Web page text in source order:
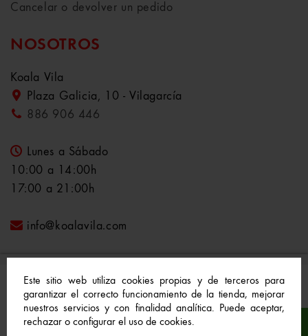
Este sitio web utiliza cookies propias y de terceros para
garantizar el correcto funcionamiento de la tienda, mejorar
nuestros servicios y con finalidad analítica. Puede aceptar,
rechazar o configurar el uso de cookies.
Cancelar o devolver un pedido
NOSOTROS
Koala Vila
Plaza Galicia, 10 - Vilagarcía
886 906 446
Lunes a Sábado
10:00 a 14:00h
17:00 a 21:00h
info@koalavila.com
© 2021-2022 Koala Vila™. Todos los derechos